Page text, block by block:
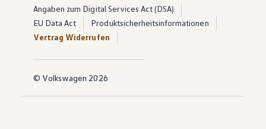
Angaben zum Digital Services Act (DSA)
EU Data Act
Produktsicherheitsinformationen
Vertrag Widerrufen
© Volkswagen 2026